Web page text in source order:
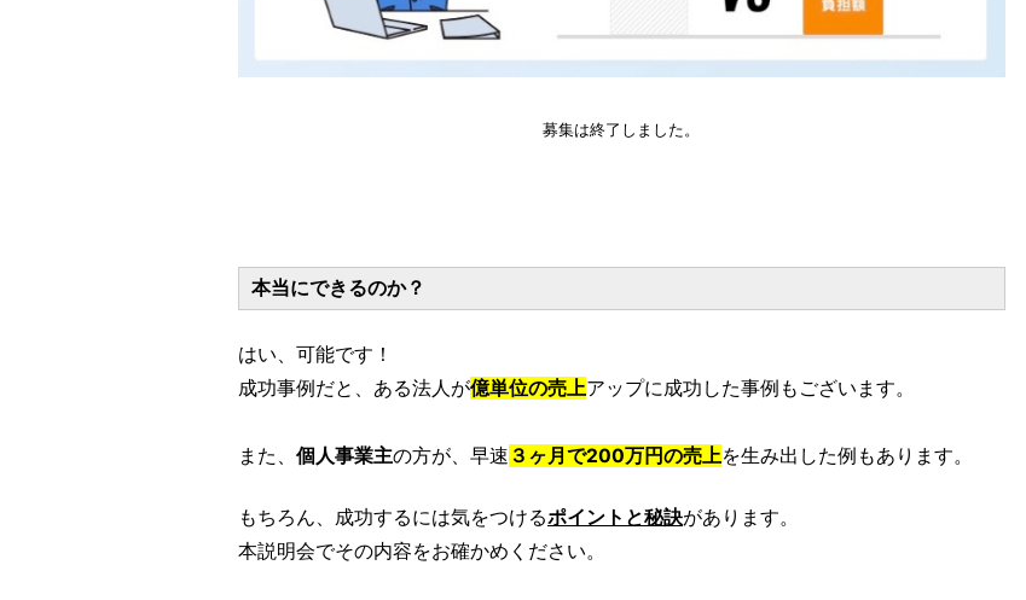
募集は終了しました。
本当にできるのか？
はい、可能です！
成功事例だと、ある法人が億単位の売上アップに成功した事例もございます。
また、 個人事業主の方が、早速 ３ヶ月で200万円の売上を生み出した例もあります。
もちろん、成功するには気をつけるポイントと秘訣があります。
本説明会でその内容をお確かめください。